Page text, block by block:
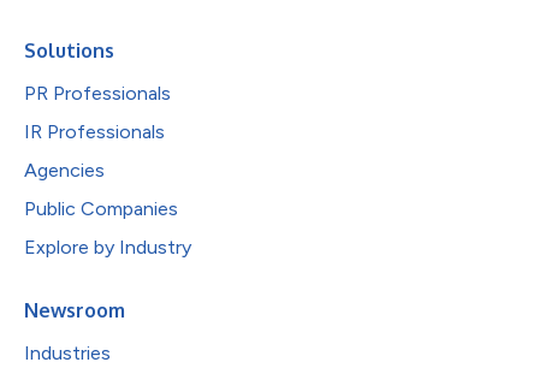
Solutions
PR Professionals
IR Professionals
Agencies
Public Companies
Explore by Industry
Newsroom
Industries